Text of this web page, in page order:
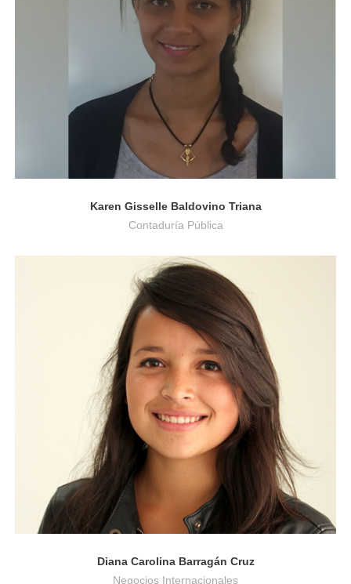
Contaduría Pública
Karen Gisselle Baldovino Triana
Contaduría Pública
Negocios Internacionales
Diana Carolina Barragán Cruz
Negocios Internacionales